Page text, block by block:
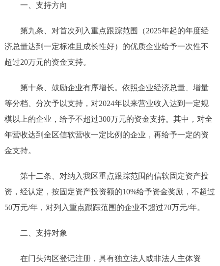
一、支持方向
第九条、 对首次列入重点跟踪范围（2025年起的年度经
济总量达到一定标准且成长性好）的优质企业给予一次性不
超过20万元的资金支持。
第十条、 鼓励企业有序增长。依照企业经济总量、增量
等分档 、分次予以支持， 对2024年以来营业收入达到一定规
模以上的企业，给予不超过300万元的资金支持。其中，对全
年营收达到全区信软营收一定比例的企业，再给予一定的资
金支持。
第十二条、 对纳入我区重点跟踪范围的信软固定资产投
资，经认定，按固定资产投资额的10%给予资金奖励，不超过
50万元/年，对列入重点跟踪范围的企业不超过70万元/年。
二、支持对象
在门头沟区登记注册，具有独立法人或非法人主体资